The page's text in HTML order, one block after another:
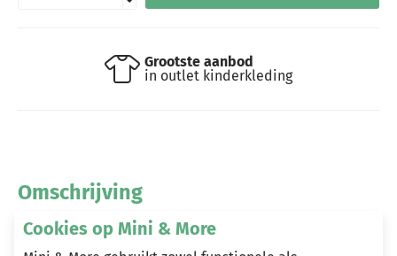
Grootste aanbod
in outlet kinderkleding
Omschrijving
Dit borgvest is gemaakt van zacht stretch katoen en
fijne dikke teddy. Het houdt je kindje dus heerlijk warm.
Cookies op Mini & More